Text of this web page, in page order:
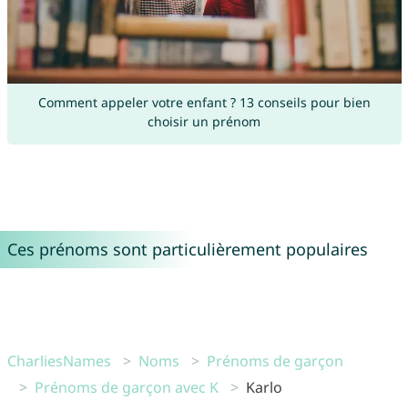
Comment appeler votre enfant ? 13 conseils pour bien
choisir un prénom
Ces prénoms sont particulièrement populaires
CharliesNames Noms
Prénoms de garçon
Prénoms de garçon avec K
Karlo